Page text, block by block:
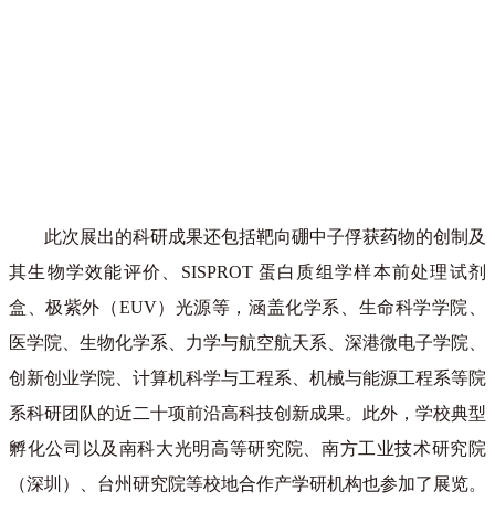
此次展出的科研成果还包括靶向硼中子俘获药物的创制及
其生物学效能评价、SISPROT 蛋白质组学样本前处理试剂
盒、极紫外（EUV）光源等，涵盖化学系、生命科学学院、
医学院、生物化学系、力学与航空航天系、深港微电子学院、
创新创业学院、计算机科学与工程系、机械与能源工程系等院
系科研团队的近二十项前沿高科技创新成果。此外，学校典型
孵化公司以及南科大光明高等研究院、南方工业技术研究院
（深圳）、台州研究院等校地合作产学研机构也参加了展览。